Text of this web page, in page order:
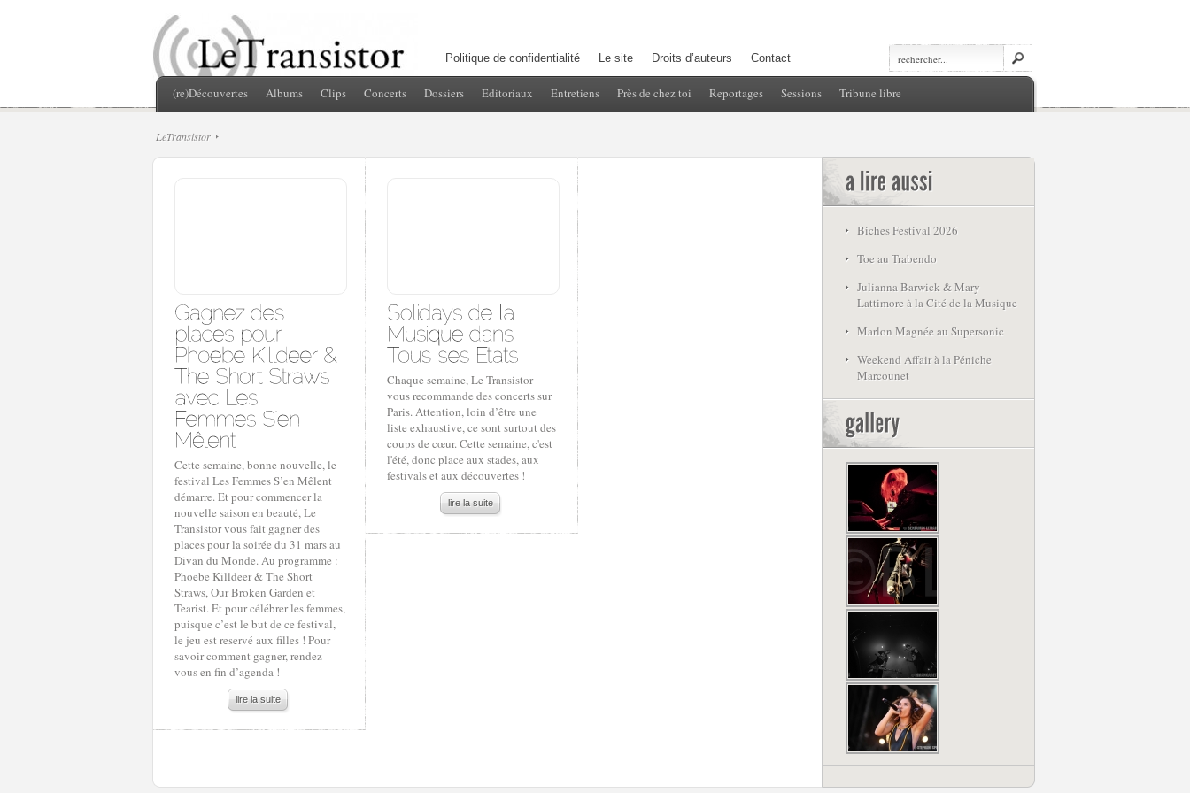
Politique de confidentialité Le site Droits d’auteurs Contact
(re)Découvertes Albums Clips Concerts Dossiers Editoriaux Entretiens Près de chez toi Reportages Sessions Tribune libre
LeTransistor
Cette semaine, bonne nouvelle, le
festival Les Femmes S’en Mêlent
démarre. Et pour commencer la
nouvelle saison en beauté, Le
Transistor vous fait gagner des
places pour la soirée du 31 mars au
Divan du Monde. Au programme :
Phoebe Killdeer & The Short
Straws, Our Broken Garden et
Tearist. Et pour célébrer les femmes,
puisque c’est le but de ce festival,
le jeu est reservé aux filles ! Pour
savoir comment gagner, rendez-
vous en fin d’agenda !
lire la suite
Chaque semaine, Le Transistor
vous recommande des concerts sur
Paris. Attention, loin d’être une
liste exhaustive, ce sont surtout des
coups de cœur. Cette semaine, c'est
l'été, donc place aux stades, aux
festivals et aux découvertes !
lire la suite
Biches Festival 2026
Toe au Trabendo
Julianna Barwick & Mary
Lattimore à la Cité de la Musique
Marlon Magnée au Supersonic
Weekend Affair à la Péniche
Marcounet